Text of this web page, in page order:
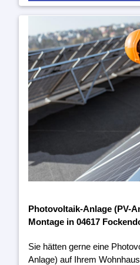
Photovoltaik-Anlage (PV-
Montage in 04617
Sie hätten gerne eine
Anlage) auf Ihrem